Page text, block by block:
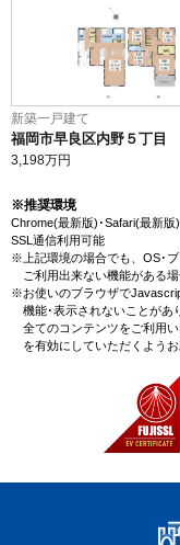
新築一戸建て
福岡市早良区内野５丁目
3,198万円
※推奨環境
Chrome(最新版)･Safari(最新
SSL通信利用可能
※上記環境の場合でも、OS･ブ
ご利用出来ない機能がある場
※お使いのブラウザで
機能･表示されないことがあ
全てのコンテンツをご利用
を有効にしていただくようお